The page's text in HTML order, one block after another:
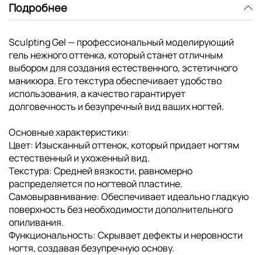
Подробнее
Sculpting Gel — профессиональный моделирующий
гель нежного оттенка, который станет отличным
выбором для создания естественного, эстетичного
маникюра. Его текстура обеспечивает удобство
использования, а качество гарантирует
долговечность и безупречный вид ваших ногтей.
Основные характеристики:
Цвет: Изысканный оттенок, который придает ногтям
естественный и ухоженный вид.
Текстура: Средней вязкости, равномерно
распределяется по ногтевой пластине.
Самовыравнивание: Обеспечивает идеально гладкую
поверхность без необходимости дополнительного
опиливания.
Функциональность: Скрывает дефекты и неровности
ногтя, создавая безупречную основу.